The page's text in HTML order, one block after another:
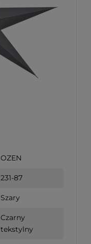
OZEN
231-87
Szary
Czarny
tekstylny